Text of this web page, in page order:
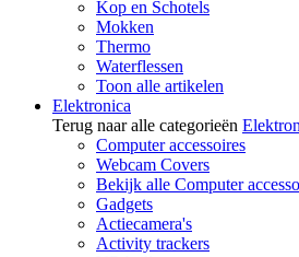
Kop en Schotels
Mokken
Thermo
Waterflessen
Toon alle artikelen
Elektronica
Terug naar alle categorieën
Computer accessoires
Webcam Covers
Bekijk alle Computer
Gadgets
Actiecamera's
Activity trackers